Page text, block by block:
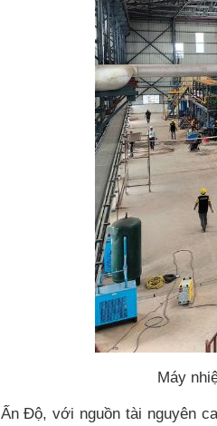
Máy
Ấn Độ, với nguồn tài nguyên